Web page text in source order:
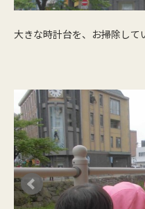
大きな時計台を、お掃除して